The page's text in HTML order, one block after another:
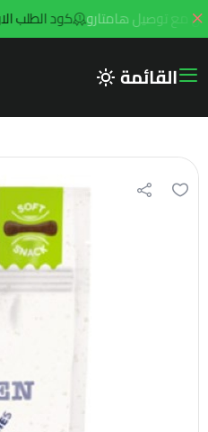
كود الطلب الاول hala1
القائمة